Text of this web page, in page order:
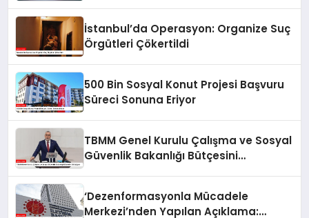
İstanbul’da Operasyon: Organize Suç
Örgütleri Çökertildi
500 Bin Sosyal Konut Projesi Başvuru
Süreci Sonuna Eriyor
TBMM Genel Kurulu Çalışma ve Sosyal
Güvenlik Bakanlığı Bütçesini
‘Dezenformasyonla Mücadele
Merkezi’nden Yapılan Açıklama: